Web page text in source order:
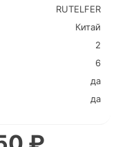
RUTELFER
Китай
2
6
да
да